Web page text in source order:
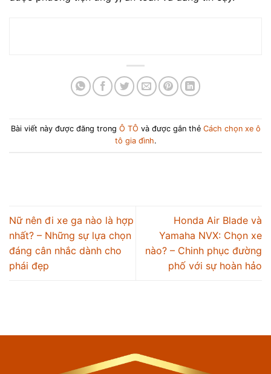
Bài viết này được đăng trong Ô TÔ và được gắn thẻ Cách chọn xe ô
tô gia đình.
Nữ nên đi xe ga nào là hợp
nhất? – Những sự lựa chọn
đáng cân nhắc dành cho
phái đẹp
Honda Air Blade và
Yamaha NVX: Chọn xe
nào? – Chinh phục đường
phố với sự hoàn hảo